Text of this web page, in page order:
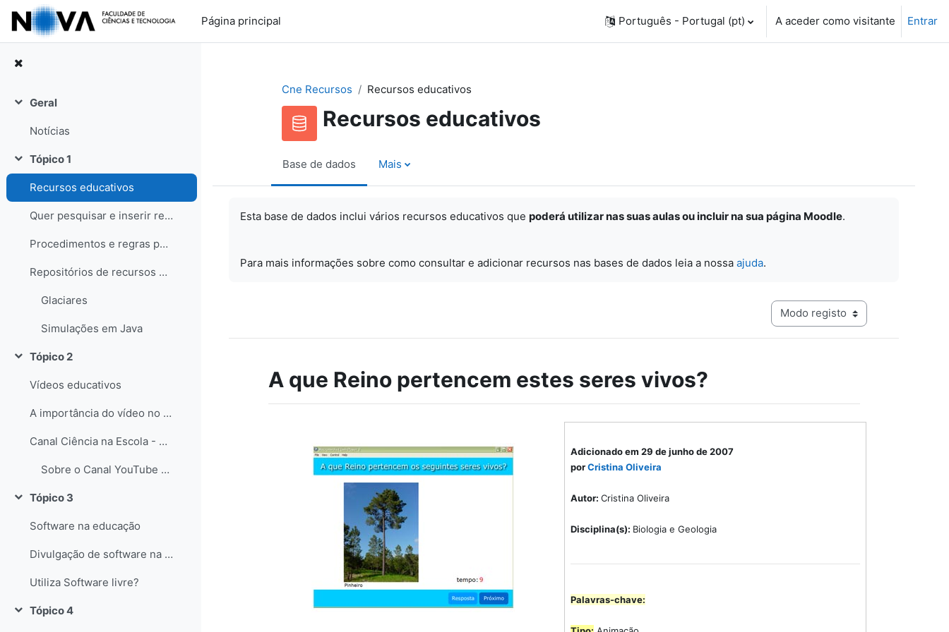
Ir para o conteúdo principal
Página principal
Português - Portugal ‎(pt)‎ A aceder como visitante Entrar
Contrair
Geral
Notícias
Contrair
Tópico 1
Recursos educativos
Quer pesquisar e inserir recursos? Saiba como!
Procedimentos e regras para os recursos
Repositórios de recursos educativos
Glaciares
Simulações em Java
Contrair
Tópico 2
Vídeos educativos
A importância do vídeo no Ensino das Ciências
Canal Ciência na Escola - YouTube
Sobre o Canal YouTube Ciência na Escola
Contrair
Tópico 3
Software na educação
Divulgação de software na educação
Utiliza Software livre?
Contrair
Tópico 4
Cne Recursos Recursos educativos
Recursos educativos
Base de dados Mais
Esta base de dados inclui vários recursos educativos que poderá utilizar nas suas aulas ou incluir na sua página Moodle.
Para mais informações sobre como consultar e adicionar recursos nas bases de dados leia a nossa ajuda.
Navegação terciária do modo de visualização
A que Reino pertencem estes seres vivos?
Adicionado em 29 de junho de 2007
porCristina Oliveira
Autor: Cristina Oliveira
Disciplina(s): Biologia e Geologia
Palavras-chave: